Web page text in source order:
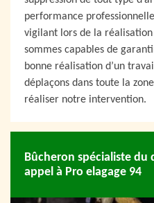
performance
vigilant lors de la
sommes capables de
bonne réalisation d’un
déplaçons dans toute la
réaliser notre intervention.
Bûcheron spécialiste du
appel à Pro elagage 94